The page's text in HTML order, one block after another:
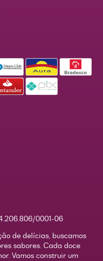
0001-06
de delícias, buscamos
sabores. Cada doce
Vamos construir um